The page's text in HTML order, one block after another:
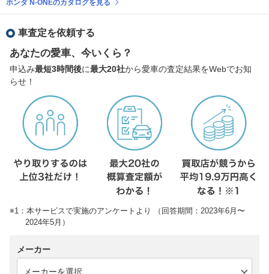
ホンダ N-ONEのカタログを見る
車査定を依頼する
あなたの愛車、今いくら？
申込み最短3時間後に最大20社から愛車の査定結果をWebでお知
らせ！
※1：本サービスで実施のアンケートより （回答期間：2023年6月〜
2024年5月）
メーカー